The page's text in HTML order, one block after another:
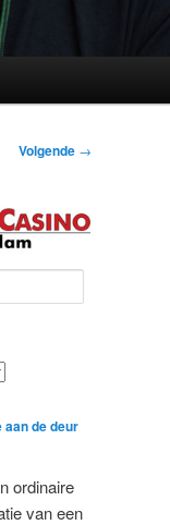
Volgende →
aan de deur
ordinaire
van een